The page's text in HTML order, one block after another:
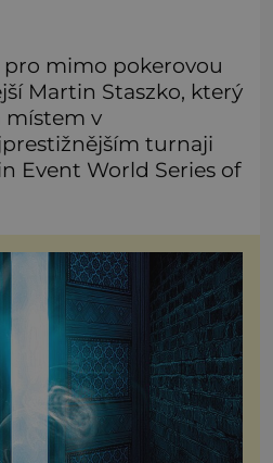
mimo pokerovou
Martin Staszko, který
místem v
turnaji
Event World Series of